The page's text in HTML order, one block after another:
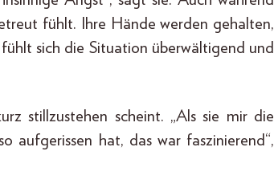
fühlt. Ihre Hände werden gehalten,
sich die Situation überwältigend und
stillzu­stehen scheint. „Als sie mir die
aufgerissen hat, das war faszinierend“,